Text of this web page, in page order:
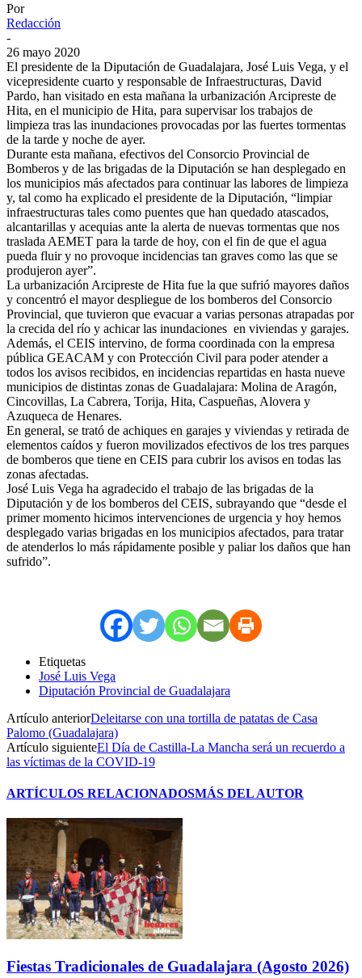
Por
Redacción
-
26 mayo 2020
El presidente de la Diputación de Guadalajara, José Luis Vega, y el
vicepresidente cuarto y responsable de Infraestructuras, David
Pardo, han visitado en esta mañana la urbanización Arcipreste de
Hita, en el municipio de Hita, para supervisar los trabajos de
limpieza tras las inundaciones provocadas por las fuertes tormentas
de la tarde y noche de ayer.
Durante esta mañana, efectivos del Consorcio Provincial de
Bomberos y de las brigadas de la Diputación se han desplegado en
los municipios más afectados para continuar las labores de limpieza
y, tal como ha explicado el presidente de la Diputación, “limpiar
infraestructuras tales como puentes que han quedado atascados,
alcantarillas y acequias ante la alerta de nuevas tormentas que nos
traslada AEMET para la tarde de hoy, con el fin de que el agua
pueda fluir y no provoque incidencias tan graves como las que se
produjeron ayer”.
La urbanización Arcipreste de Hita fue la que sufrió mayores daños
y concentró el mayor despliegue de los bomberos del Consorcio
Provincial, que tuvieron que evacuar a varias personas atrapadas por
la crecida del río y achicar las inundaciones en viviendas y garajes.
Además, el CEIS intervino, de forma coordinada con la empresa
pública GEACAM y con Protección Civil para poder atender a
todos los avisos recibidos, en incidencias repartidas en hasta nueve
municipios de distintas zonas de Guadalajara: Molina de Aragón,
Cincovillas, La Cabrera, Torija, Hita, Caspueñas, Alovera y
Azuqueca de Henares.
En general, se trató de achiques en garajes y viviendas y retirada de
elementos caídos y fueron movilizados efectivos de los tres parques
de bomberos que tiene en CEIS para cubrir los avisos en todas las
zonas afectadas.
José Luis Vega ha agradecido el trabajo de las brigadas de la
Diputación y de los bomberos del CEIS, subrayando que “desde el
primer momento hicimos intervenciones de urgencia y hoy hemos
desplegado varias brigadas en los municipios afectados, para tratar
de atenderlos lo más rápidamente posible y paliar los daños que han
sufrido”.
Etiquetas
José Luis Vega
Diputación Provincial de Guadalajara
Artículo anteriorDeleitarse con una tortilla de patatas de Casa
Palomo (Guadalajara)
Artículo siguienteEl Día de Castilla-La Mancha será un recuerdo a
las víctimas de la COVID-19
ARTÍCULOS RELACIONADOSMÁS DEL AUTOR
Fiestas Tradicionales de Guadalajara (Agosto 2026)